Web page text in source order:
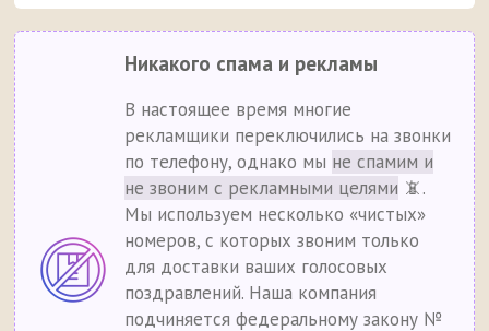
Никакого спама и рекламы
В настоящее время многие
рекламщики переключились на звонки
по телефону, однако мы не спамим и
не звоним с рекламными целями 📵.
Мы используем несколько «чистых»
номеров, с которых звоним только
для доставки ваших голосовых
поздравлений. Наша компания
подчиняется федеральному закону №